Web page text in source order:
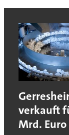
verkauft
Mrd. Euro